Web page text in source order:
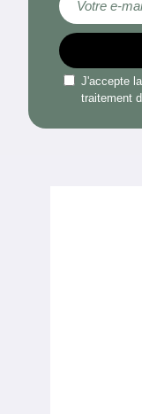
J'accepte la
traitement